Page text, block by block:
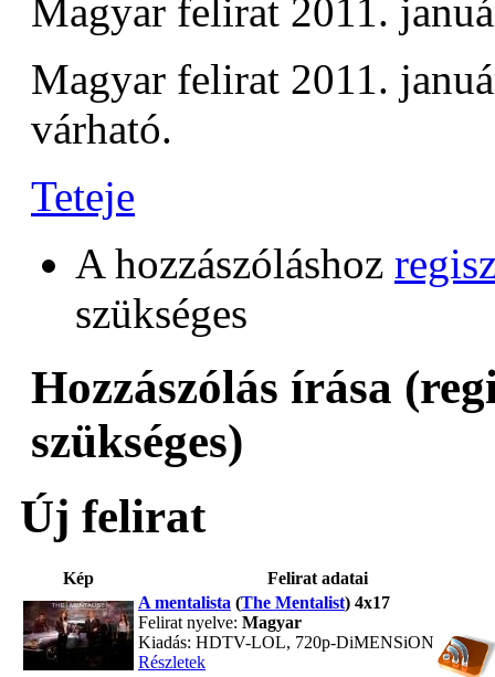
Magyar felirat 2011.
Magyar felirat 2011.
várható.
Teteje
A hozzászóláshoz
szükséges
Hozzászólás írása
szükséges)
Új felirat
Kép
Felirat adatai
A mentalista (The Mentalist) 4x17
Felirat nyelve: Magyar
Kiadás: HDTV-LOL, 720p-DiMENSiON
Részletek